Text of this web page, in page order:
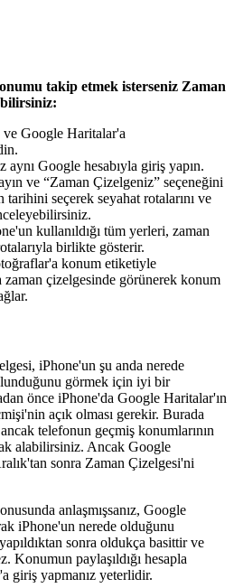
takip etmek isterseniz Zaman
ve Google Haritalar'a
aynı Google hesabıyla giriş yapın.
ve “Zaman Çizelgeniz” seçeneğini
seçerek seyahat rotalarını ve
kullanıldığı tüm yerleri, zaman
birlikte gösterir.
konum etiketiyle
çizelgesinde görünerek konum
iPhone'un şu anda nerede
görmek için iyi bir
önce iPhone'da Google Haritalar'ın
açık olması gerekir. Burada
telefonun geçmiş konumlarının
alabilirsiniz. Ancak Google
sonra Zaman Çizelgesi'ni
anlaşmışsanız, Google
iPhone'un nerede olduğunu
sonra oldukça basittir ve
Konumun paylaşıldığı hesapla
giriş yapmanız yeterlidir.